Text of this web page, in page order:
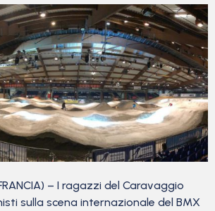
– I ragazzi del Caravaggio
sulla scena internazionale del BMX